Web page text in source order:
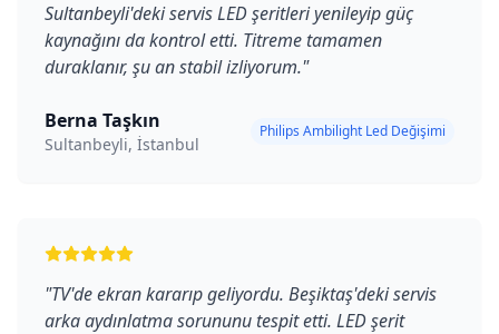
Sultanbeyli'deki servis LED şeritleri yenileyip güç
kaynağını da kontrol etti. Titreme tamamen
duraklanır, şu an stabil izliyorum."
Berna Taşkın
Sultanbeyli, İstanbul
Philips Ambilight Led Değişimi
"TV'de ekran kararıp geliyordu. Beşiktaş'deki servis
arka aydınlatma sorununu tespit etti. LED şerit